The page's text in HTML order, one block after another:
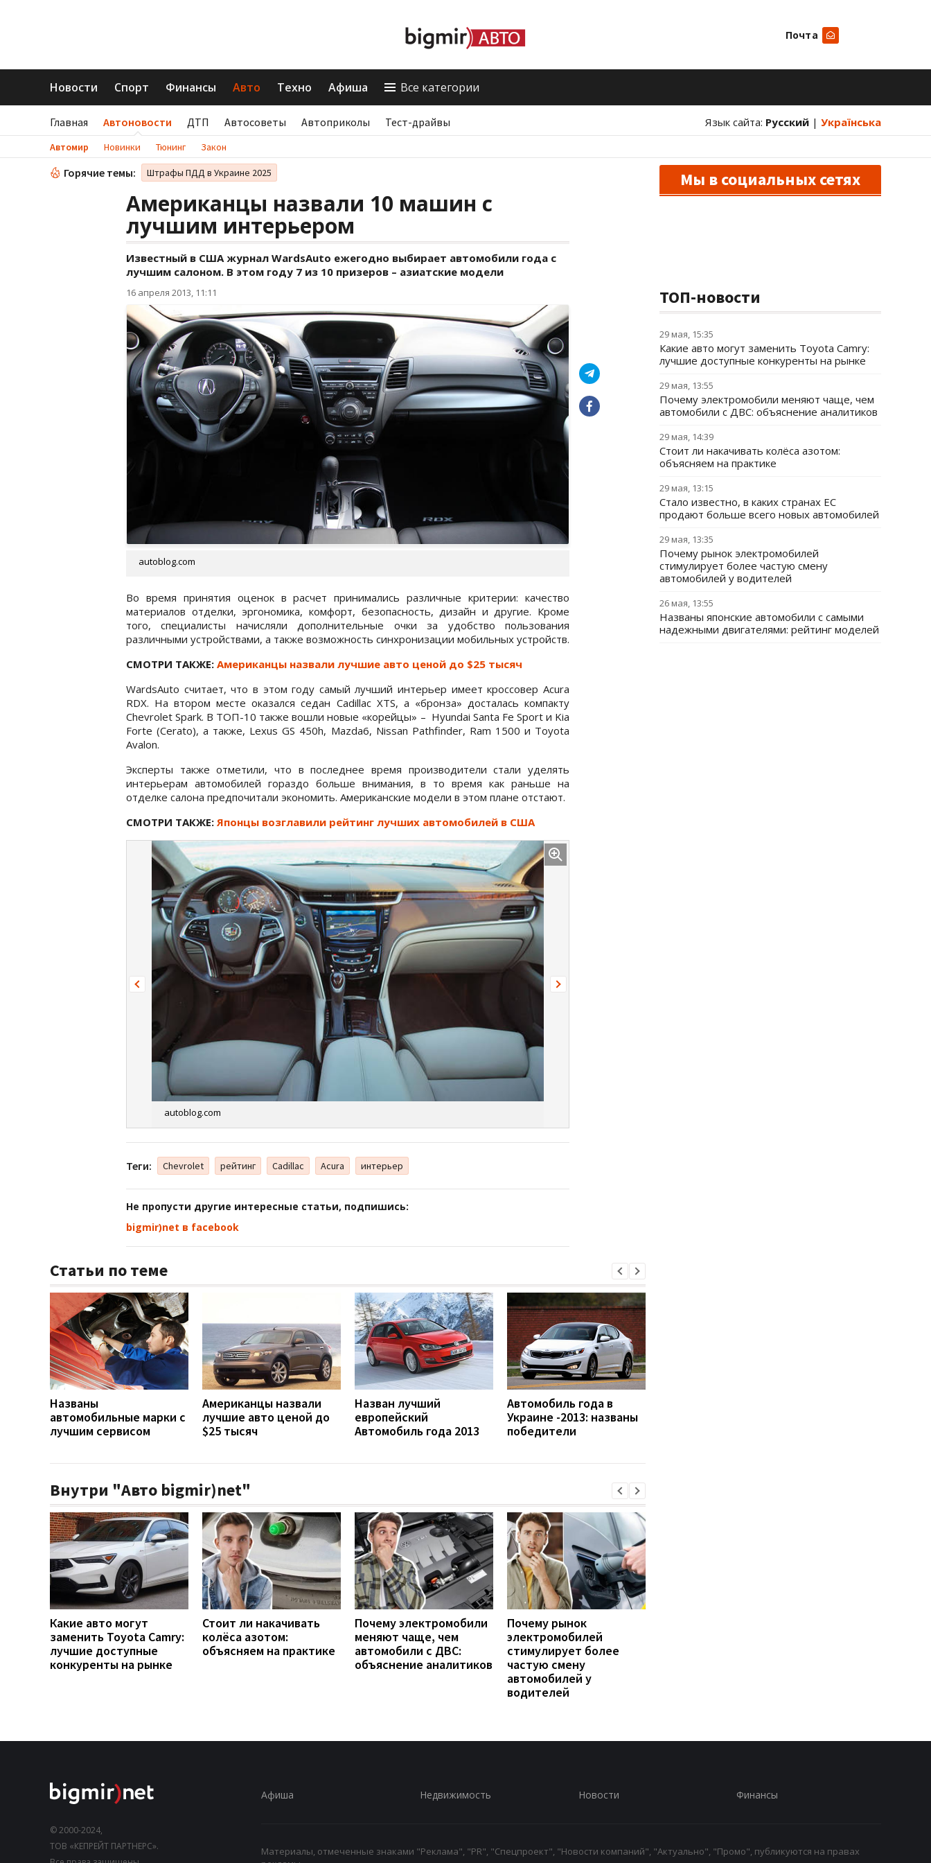
Почта
Новости Спорт Финансы Авто Техно Афиша Все категории
Главная Автоновости ДТП Автосоветы Автоприколы Тест-драйвы Язык сайта: Русский | Українська
Автомир Новинки Тюнинг Закон
Горячие темы: Штрафы ПДД в Украине 2025
Американцы назвали 10 машин с
лучшим интерьером
Известный в США журнал WardsAuto ежегодно выбирает автомобили года с
лучшим салоном. В этом году 7 из 10 призеров – азиатские модели
16 апреля 2013, 11:11
autoblog.com
Во время принятия оценок в расчет принимались различные критерии: качество
материалов отделки, эргономика, комфорт, безопасность, дизайн и другие. Кроме
того, специалисты начисляли дополнительные очки за удобство пользования
различными устройствами, а также возможность синхронизации мобильных устройств.
СМОТРИ ТАКЖЕ: Американцы назвали лучшие авто ценой до $25 тысяч
WardsAuto считает, что в этом году самый лучший интерьер имеет кроссовер Acura
RDX. На втором месте оказался седан Cadillac XTS, а «бронза» досталась компакту
Chevrolet Spark. В ТОП-10 также вошли новые «корейцы» – Hyundai Santa Fe Sport и Kia
Forte (Cerato), а также, Lexus GS 450h, Mazda6, Nissan Pathfinder, Ram 1500 и Toyota
Avalon.
Эксперты также отметили, что в последнее время производители стали уделять
интерьерам автомобилей гораздо больше внимания, в то время как раньше на
отделке салона предпочитали экономить. Американские модели в этом плане отстают.
СМОТРИ ТАКЖЕ: Японцы возглавили рейтинг лучших автомобилей в США
autoblog.com
Теги: Chevrolet рейтинг Cadillac Acura интерьер
Не пропусти другие интересные статьи, подпишись:
bigmir)net в facebook
Статьи по теме
Названы
автомобильные марки с
лучшим сервисом
Американцы назвали
лучшие авто ценой до
$25 тысяч
Назван лучший
европейский
Автомобиль года 2013
Автомобиль года в
Украине -2013: названы
победители
Внутри "Авто bigmir)net"
Какие авто могут
заменить Toyota Camry:
лучшие доступные
конкуренты на рынке
Стоит ли накачивать
колёса азотом:
объясняем на практике
Почему электромобили
меняют чаще, чем
автомобили с ДВС:
объяснение аналитиков
Почему рынок
электромобилей
стимулирует более
частую смену
автомобилей у
водителей
Мы в социальных сетях
ТОП-новости
29 мая, 15:35
Какие авто могут заменить Toyota Camry:
лучшие доступные конкуренты на рынке
29 мая, 13:55
Почему электромобили меняют чаще, чем
автомобили с ДВС: объяснение аналитиков
29 мая, 14:39
Стоит ли накачивать колёса азотом:
объясняем на практике
29 мая, 13:15
Стало известно, в каких странах ЕС
продают больше всего новых автомобилей
29 мая, 13:35
Почему рынок электромобилей
стимулирует более частую смену
автомобилей у водителей
26 мая, 13:55
Названы японские автомобили с самыми
надежными двигателями: рейтинг моделей
© 2000-2024,
ТОВ «КЕПРЕЙТ ПАРТНЕРС».
Афиша Недвижимость Новости Финансы
Материалы, отмеченные знаками "Реклама", "PR", "Спецпроект", "Новости компаний", "Актуально", "Промо", публикуются на правах